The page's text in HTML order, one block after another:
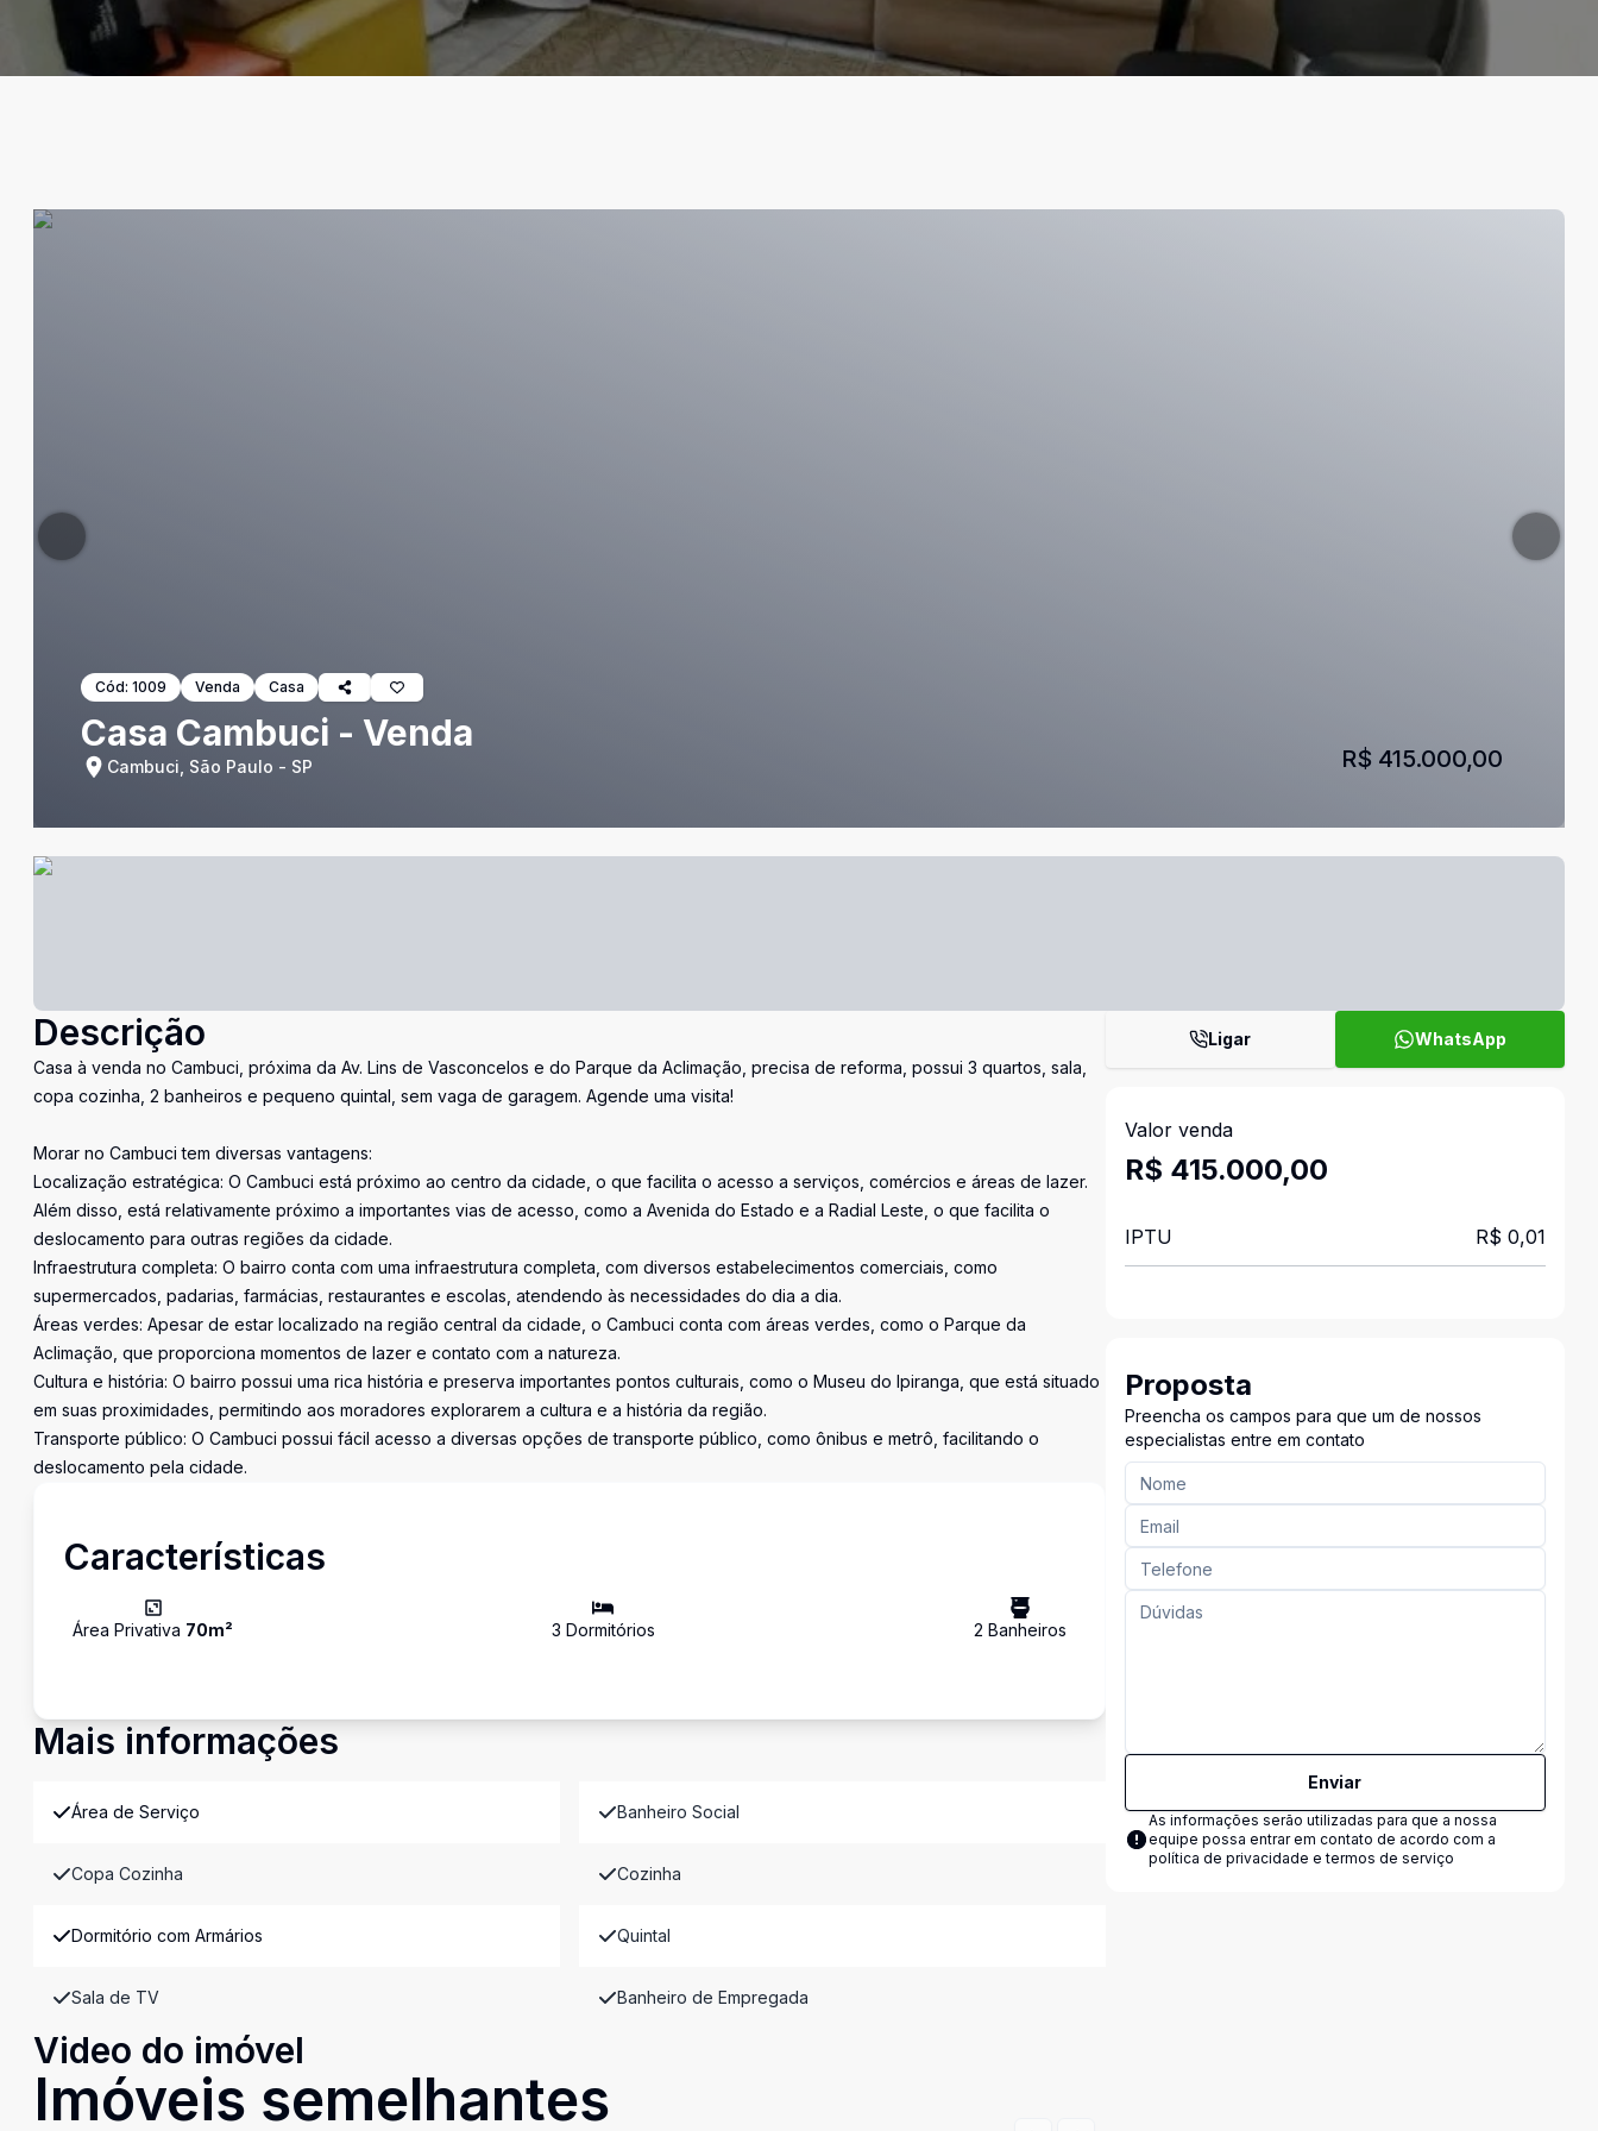
Cód: 1009 Venda Casa
Casa Cambuci - Venda
Cambuci, São Paulo - SP R$ 415.000,00
Descrição
Casa à venda no Cambuci, próxima da Av. Lins de Vasconcelos e do Parque da Aclimação, precisa de reforma, possui 3 quartos, sala,
copa cozinha, 2 banheiros e pequeno quintal, sem vaga de garagem. Agende uma visita!
Morar no Cambuci tem diversas vantagens:
Localização estratégica: O Cambuci está próximo ao centro da cidade, o que facilita o acesso a serviços, comércios e áreas de lazer.
Além disso, está relativamente próximo a importantes vias de acesso, como a Avenida do Estado e a Radial Leste, o que facilita o
deslocamento para outras regiões da cidade.
Infraestrutura completa: O bairro conta com uma infraestrutura completa, com diversos estabelecimentos comerciais, como
supermercados, padarias, farmácias, restaurantes e escolas, atendendo às necessidades do dia a dia.
Áreas verdes: Apesar de estar localizado na região central da cidade, o Cambuci conta com áreas verdes, como o Parque da
Aclimação, que proporciona momentos de lazer e contato com a natureza.
Cultura e história: O bairro possui uma rica história e preserva importantes pontos culturais, como o Museu do Ipiranga, que está situado
em suas proximidades, permitindo aos moradores explorarem a cultura e a história da região.
Transporte público: O Cambuci possui fácil acesso a diversas opções de transporte público, como ônibus e metrô, facilitando o
deslocamento pela cidade.
Características
Área Privativa 70m² 3 Dormitórios 2 Banheiros
Mais informações
Área de Serviço Banheiro Social
Copa Cozinha Cozinha
Dormitório com Armários Quintal
Sala de TV Banheiro de Empregada
Video do imóvel
Imóveis semelhantes
Ligar WhatsApp
Valor venda
R$ 415.000,00
IPTU R$ 0,01
Proposta
Preencha os campos para que um de nossos
especialistas entre em contato
Enviar
As informações serão utilizadas para que a nossa
equipe possa entrar em contato de acordo com a
política de privacidade e termos de serviço